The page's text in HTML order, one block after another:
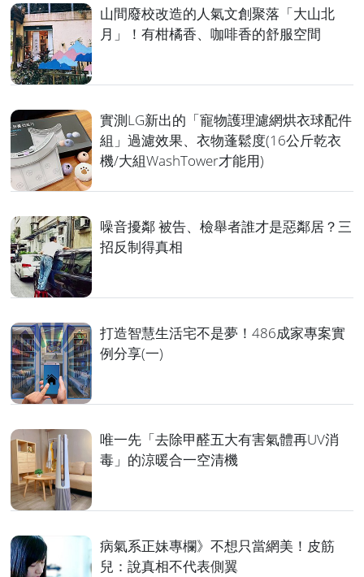
山間廢校改造的人氣文創聚落「大山北
月」！有柑橘香、咖啡香的舒服空間
實測LG新出的「寵物護理濾網烘衣球配件
組」過濾效果、衣物蓬鬆度(16公斤乾衣
機/大組WashTower才能用)
噪音擾鄰 被告、檢舉者誰才是惡鄰居？三
招反制得真相
打造智慧生活宅不是夢！486成家專案實
例分享(一)
唯一先「去除甲醛五大有害氣體再UV消
毒」的涼暖合一空清機
病氣系正妹專欄》不想只當網美！皮筋
兒：說真相不代表側翼